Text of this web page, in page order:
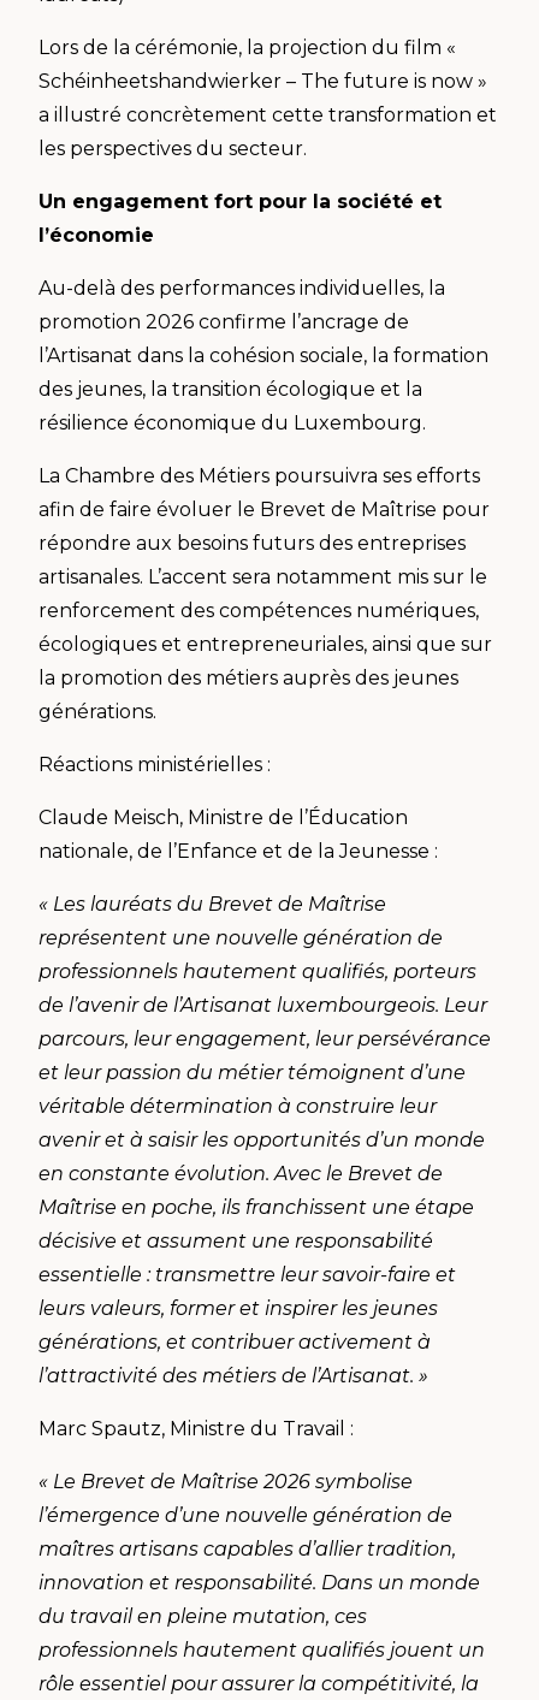
Lors de la cérémonie, la projection du film «
Schéinheetshandwierker – The future is now »
a illustré concrètement cette transformation et
les perspectives du secteur.
Un engagement fort pour la société et
l’économie
Au-delà des performances individuelles, la
promotion 2026 confirme l’ancrage de
l’Artisanat dans la cohésion sociale, la formation
des jeunes, la transition écologique et la
résilience économique du Luxembourg.
La Chambre des Métiers poursuivra ses efforts
afin de faire évoluer le Brevet de Maîtrise pour
répondre aux besoins futurs des entreprises
artisanales. L’accent sera notamment mis sur le
renforcement des compétences numériques,
écologiques et entrepreneuriales, ainsi que sur
la promotion des métiers auprès des jeunes
générations.
Réactions ministérielles :
Claude Meisch, Ministre de l’Éducation
nationale, de l’Enfance et de la Jeunesse :
« Les lauréats du Brevet de Maîtrise
représentent une nouvelle génération de
professionnels hautement qualifiés, porteurs
de l’avenir de l’Artisanat luxembourgeois. Leur
parcours, leur engagement, leur persévérance
et leur passion du métier témoignent d’une
véritable détermination à construire leur
avenir et à saisir les opportunités d’un monde
en constante évolution. Avec le Brevet de
Maîtrise en poche, ils franchissent une étape
décisive et assument une responsabilité
essentielle : transmettre leur savoir-faire et
leurs valeurs, former et inspirer les jeunes
générations, et contribuer activement à
l’attractivité des métiers de l’Artisanat. »
Marc Spautz, Ministre du Travail :
« Le Brevet de Maîtrise 2026 symbolise
l’émergence d’une nouvelle génération de
maîtres artisans capables d’allier tradition,
innovation et responsabilité. Dans un monde
du travail en pleine mutation, ces
professionnels hautement qualifiés jouent un
rôle essentiel pour assurer la compétitivité, la